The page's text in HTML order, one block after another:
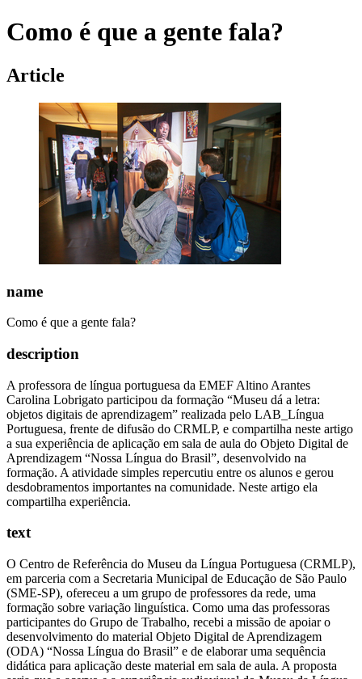
Como é que a gente fala?
Article
name
Como é que a gente fala?
description
A professora de língua portuguesa da EMEF Altino Arantes
Carolina Lobrigato participou da formação “Museu dá a letra:
objetos digitais de aprendizagem” realizada pelo LAB_Língua
Portuguesa, frente de difusão do CRMLP, e compartilha neste artigo
a sua experiência de aplicação em sala de aula do Objeto Digital de
Aprendizagem “Nossa Língua do Brasil”, desenvolvido na
formação. A atividade simples repercutiu entre os alunos e gerou
desdobramentos importantes na comunidade. Neste artigo ela
compartilha experiência.
text
O Centro de Referência do Museu da Língua Portuguesa (CRMLP),
em parceria com a Secretaria Municipal de Educação de São Paulo
(SME-SP), ofereceu a um grupo de professores da rede, uma
formação sobre variação linguística. Como uma das professoras
participantes do Grupo de Trabalho, recebi a missão de apoiar o
desenvolvimento do material Objeto Digital de Aprendizagem
(ODA) “Nossa Língua do Brasil” e de elaborar uma sequência
didática para aplicação deste material em sala de aula. A proposta